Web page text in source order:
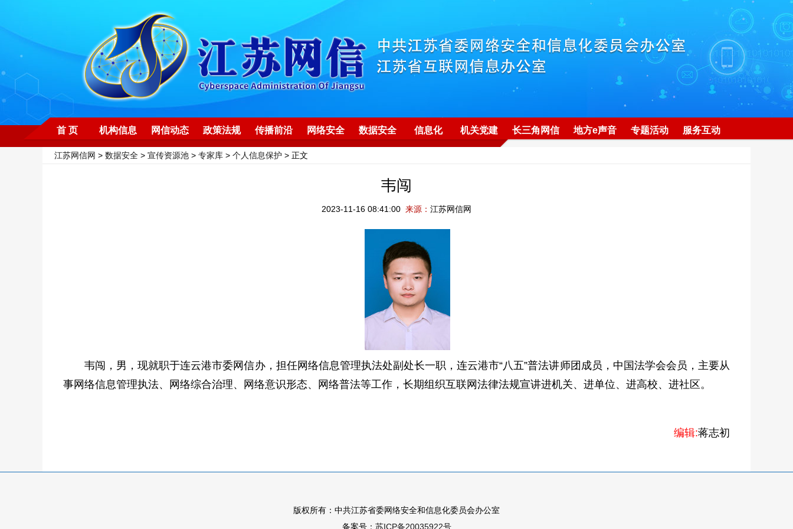
首 页 机构信息 网信动态 政策法规 传播前沿 网络安全 数据安全 信息化 机关党建 长三角网信 地方e声音 专题活动 服务互动
江苏网信网 > 数据安全 > 宣传资源池 > 专家库 > 个人信息保护 > 正文
韦闯
2023-11-16 08:41:00 来源： 江苏网信网
韦闯，男，现就职于连云港市委网信办，担任网络信息管理执法处副处长一职，连云港市“八五”普法讲师团成员，中国法学会会员，主要从
事网络信息管理执法、网络综合治理、网络意识形态、网络普法等工作，长期组织互联网法律法规宣讲进机关、进单位、进高校、进社区。
编辑:蒋志初
版权所有：中共江苏省委网络安全和信息化委员会办公室
备案号： 苏ICP备20035922号